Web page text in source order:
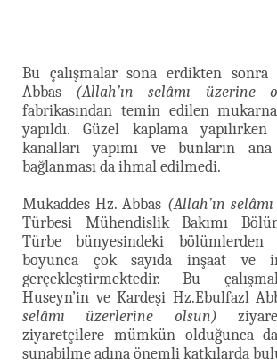
Bu çalışmalar sona erdikten sonra
Abbas (Allah’ın selâmı üzerine
fabrikasından temin edilen
yapıldı. Güzel kaplama
kanalları yapımı ve bunların ana
bağlanması da ihmal edilmedi.
Mukaddes Hz. Abbas (Allah’ın
Türbesi Mühendislik Bakımı
Türbe bünyesindeki
boyunca çok sayıda inşaat ve
gerçekleştirmektedir. Bu
Huseyn’in ve Kardeşi Hz.Ebulfazl
selâmı üzerlerine olsun)
ziyaretçilere mümkün olduğunca
sunabilme adına önemli katkılarda